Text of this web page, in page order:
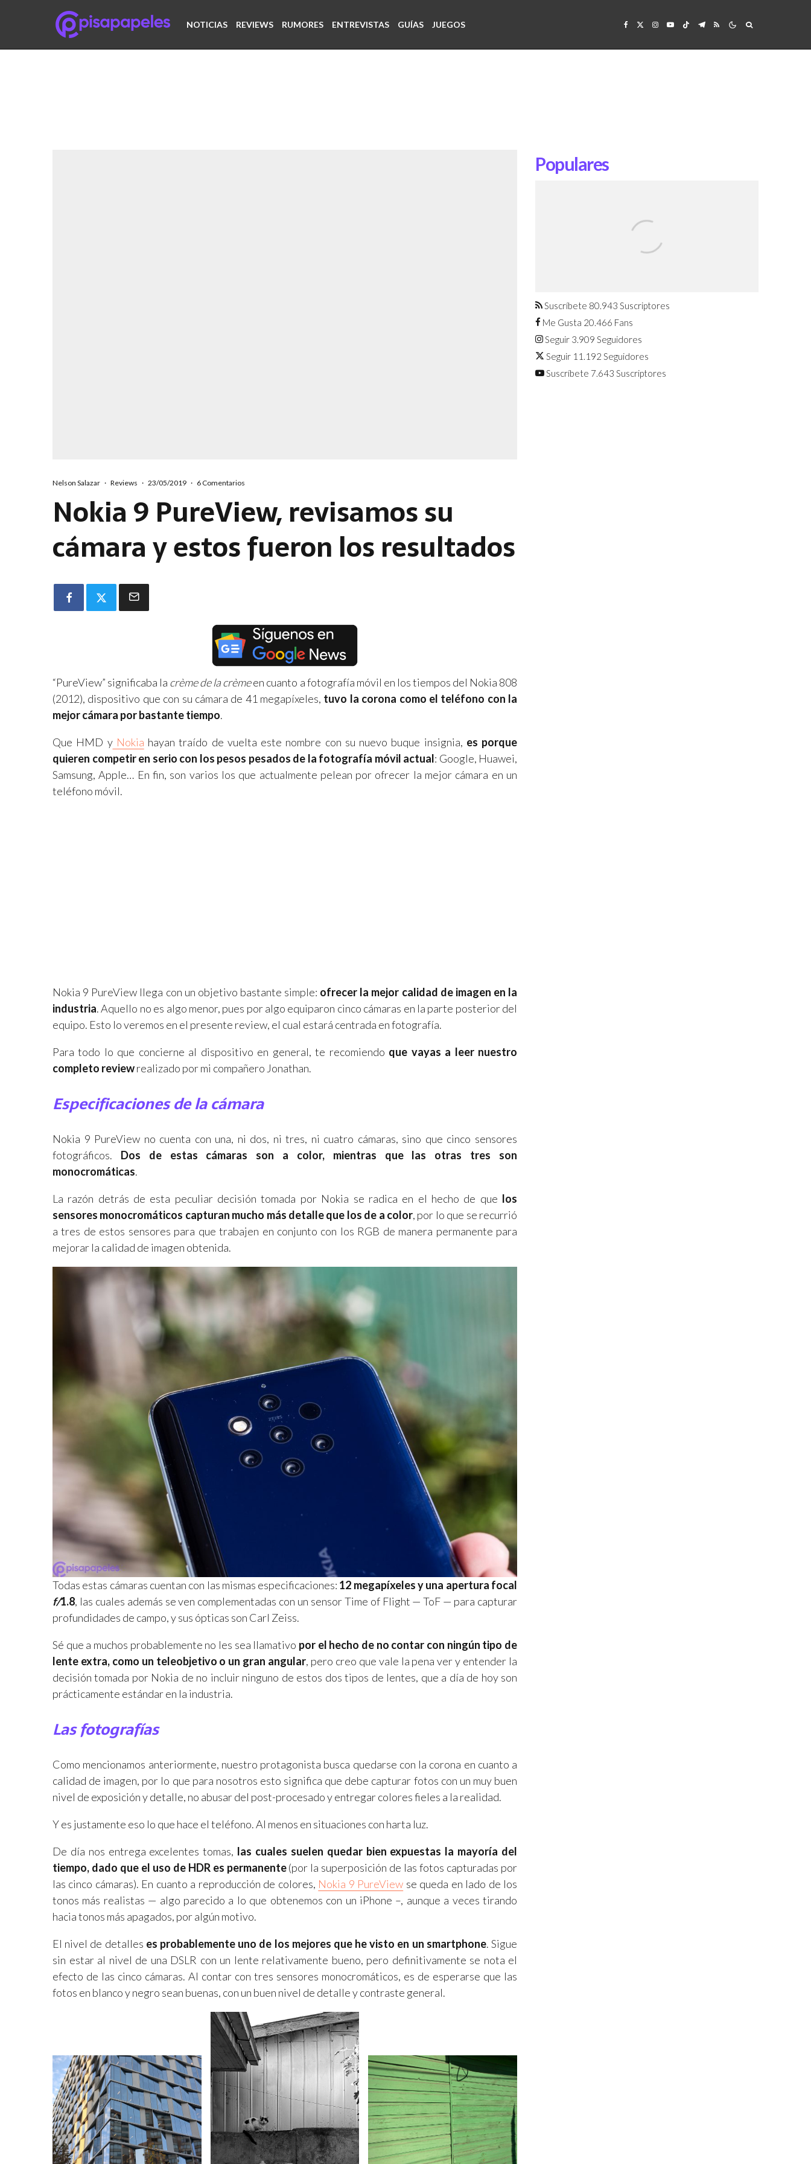
NOTICIAS REVIEWS RUMORES ENTREVISTAS GUÍAS JUEGOS
Nelson Salazar · Reviews · 23/05/2019 · 6 Comentarios
Nokia 9 PureView, revisamos su
cámara y estos fueron los resultados
“PureView” significaba la crème de la crèmeen cuanto a fotografía móvil en los tiempos del Nokia 808
(2012), dispositivo que con su cámara de 41 megapíxeles, tuvo la corona como el teléfono con la
mejor cámara por bastante tiempo.
Que HMD yNokia hayan traído de vuelta este nombre con su nuevo buque insignia, es porque
quieren competir en serio con los pesos pesados de la fotografía móvil actual: Google, Huawei,
Samsung, Apple… En fin, son varios los que actualmente pelean por ofrecer la mejor cámara en un
teléfono móvil.
Nokia 9 PureView llega con un objetivo bastante simple: ofrecer la mejor calidad de imagen en la
industria. Aquello no es algo menor, pues por algo equiparon cinco cámaras en la parte posterior del
equipo. Esto lo veremos en el presente review, el cual estará centrada en fotografía.
Para todo lo que concierne al dispositivo en general, te recomiendo que vayas a leer nuestro
completo reviewrealizado por mi compañero Jonathan.
Especificaciones de la cámara
Nokia 9 PureView no cuenta con una, ni dos, ni tres, ni cuatro cámaras, sino que cinco sensores
fotográficos. Dos de estas cámaras son a color, mientras que las otras tres son
monocromáticas.
La razón detrás de esta peculiar decisión tomada por Nokia se radica en el hecho de que los
sensores monocromáticos capturan mucho más detalle que los de a color, por lo que se recurrió
a tres de estos sensores para que trabajen en conjunto con los RGB de manera permanente para
mejorar la calidad de imagen obtenida.
Todas estas cámaras cuentan con las mismas especificaciones: 12 megapíxeles y una apertura focal
f/1.8, las cuales además se ven complementadas con un sensor Time of Flight — ToF — para capturar
profundidades de campo, y sus ópticas son Carl Zeiss.
Sé que a muchos probablemente no les sea llamativo por el hecho de no contar con ningún tipo de
lente extra, como un teleobjetivo o un gran angular, pero creo que vale la pena ver y entender la
decisión tomada por Nokia de no incluir ninguno de estos dos tipos de lentes, que a día de hoy son
prácticamente estándar en la industria.
Las fotografías
Como mencionamos anteriormente, nuestro protagonista busca quedarse con la corona en cuanto a
calidad de imagen, por lo que para nosotros esto significa que debe capturar fotos con un muy buen
nivel de exposición y detalle, no abusar del post-procesado y entregar colores fieles a la realidad.
Y es justamente eso lo que hace el teléfono. Al menos en situaciones con harta luz.
De día nos entrega excelentes tomas, las cuales suelen quedar bien expuestas la mayoría del
tiempo, dado que el uso de HDR es permanente(por la superposición de las fotos capturadas por
las cinco cámaras). En cuanto a reproducción de colores, Nokia 9 PureView se queda en lado de los
tonos más realistas — algo parecido a lo que obtenemos con un iPhone –, aunque a veces tirando
hacia tonos más apagados, por algún motivo.
El nivel de detalles es probablemente uno de los mejores que he visto en un smartphone. Sigue
sin estar al nivel de una DSLR con un lente relativamente bueno, pero definitivamente se nota el
efecto de las cinco cámaras. Al contar con tres sensores monocromáticos, es de esperarse que las
fotos en blanco y negro sean buenas, con un buen nivel de detalle y contraste general.
Populares
agosto
Suscríbete 80.943 Suscriptores
Me Gusta 20.466 Fans
Seguir 3.909 Seguidores
Seguir 11.192 Seguidores
Suscríbete 7.643 Suscriptores